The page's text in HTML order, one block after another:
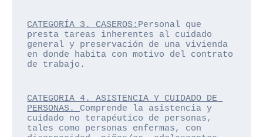
CATEGORÍA 3. CASEROS: Personal que
presta tareas inherentes al cuidado
general y preservación de una vivienda
en donde habita con motivo del contrato
de trabajo.
CATEGORIA 4. ASISTENCIA Y CUIDADO DE
PERSONAS. Comprende la asistencia y
cuidado no terapéutico de personas,
tales como personas enfermas, con